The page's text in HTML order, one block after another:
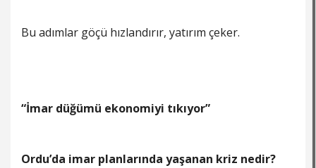
Bu adımlar göçü hızlandırır, yatırım çeker.
“İmar düğümü ekonomiyi tıkıyor”
Ordu’da imar planlarında yaşanan kriz nedir?